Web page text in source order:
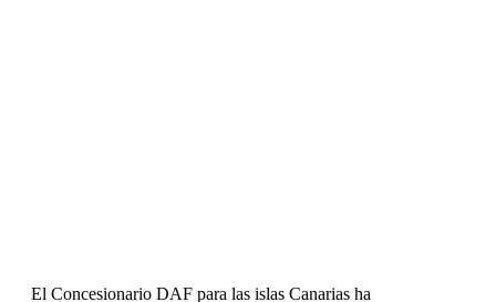
El Concesionario DAF para las islas Canarias ha